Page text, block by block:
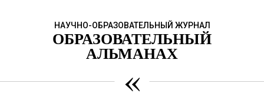
НАУЧНО-ОБРАЗОВАТЕЛЬНЫЙ ЖУРНАЛ
ОБРАЗОВАТЕЛЬНЫЙ
АЛЬМАНАХ
«